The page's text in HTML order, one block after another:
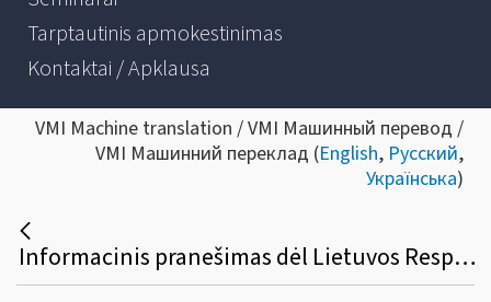
Tarptautinis apmokestinimas
Kontaktai / Apklausa
VMI Machine translation / VMI Машинный перевод /
VMI Машинний переклад (English, Русский,
Українська)
Informacinis pranešimas dėl Lietuvos Respublikos minimalaus subjektų grupių apmokestinimo lygio užtikrinimo įstatymo priėmimo